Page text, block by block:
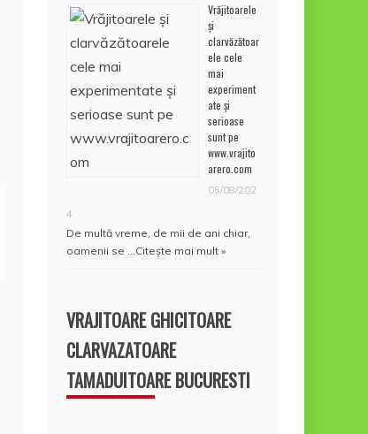
Vrăjitoarele
și
clarvăzătoar
ele cele
mai
experiment
ate și
serioase
sunt pe
www.vrajito
arero.com
05/08/202
4
De multă vreme, de mii de ani chiar,
oamenii se … Citește mai mult »
VRAJITOARE GHICITOARE
CLARVAZATOARE
TAMADUITOARE BUCURESTI